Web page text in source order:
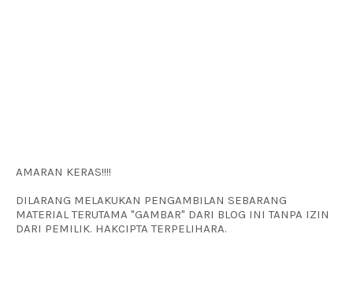
AMARAN KERAS!!!!
DILARANG MELAKUKAN PENGAMBILAN SEBARANG
MATERIAL TERUTAMA "GAMBAR" DARI BLOG INI TANPA IZIN
DARI PEMILIK. HAKCIPTA TERPELIHARA.